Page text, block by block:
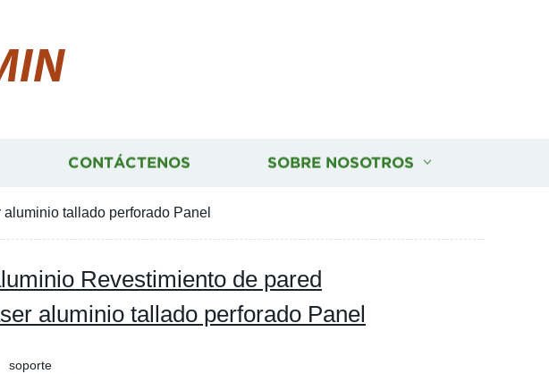
CONTÁCTENOS SOBRE NOSOTROS
tallado perforado Panel
Revestimiento de pared
aluminio tallado perforado Panel
soporte